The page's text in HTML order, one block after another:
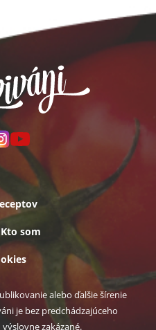
Kto som
alebo ďalšie šírenie
je bez predchádzajúceho
zakázané.